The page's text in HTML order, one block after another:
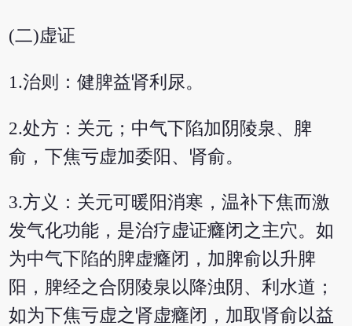
(二)虚证
1.治则：健脾益肾利尿。
2.处方：关元；中气下陷加阴陵泉、脾
俞，下焦亏虚加委阳、肾俞。
3.方义：关元可暖阳消寒，温补下焦而激
发气化功能，是治疗虚证癃闭之主穴。如
为中气下陷的脾虚癃闭，加脾俞以升脾
阳，脾经之合阴陵泉以降浊阴、利水道；
如为下焦亏虚之肾虚癃闭，加取肾俞以益